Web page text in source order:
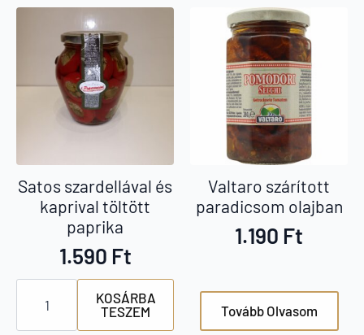
mennyiség
paprika
mennyiség
Satos szardellával és
kaprival töltött
paprika
1.590 Ft
Satos
szardellával
kaprival
KOSÁRBA
TESZEM
Valtaro szárított
paradicsom olajban
1.190 Ft
Tovább Olvasom